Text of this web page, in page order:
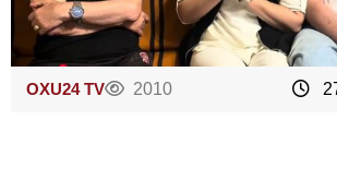
OXU24 TV 2010